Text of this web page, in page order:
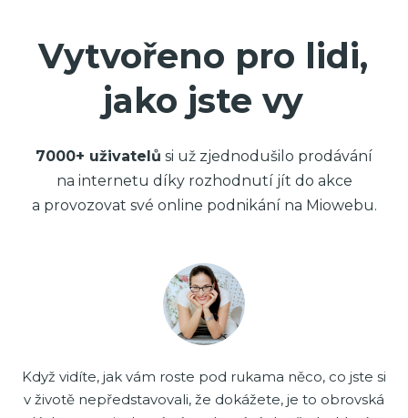
Vytvořeno pro lidi,
jako jste vy
7000+ uživatelů si už zjednodušilo prodávání
na internetu díky rozhodnutí jít do akce
a provozovat své online podnikání na Miowebu.
Když vidíte, jak vám roste pod rukama něco, co jste si
v životě nepředstavovali, že dokážete, je to obrovská